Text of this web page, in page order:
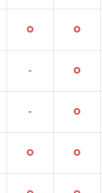
○ ○
- ○
- ○
○ ○